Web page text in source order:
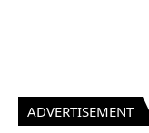
ADVERTISEMENT